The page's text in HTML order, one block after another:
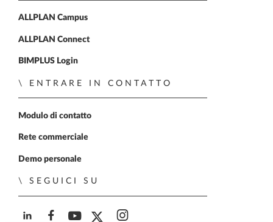
ALLPLAN Campus
ALLPLAN Connect
BIMPLUS Login
ENTRARE IN CONTATTO
Modulo di contatto
Rete commerciale
Demo personale
SEGUICI SU